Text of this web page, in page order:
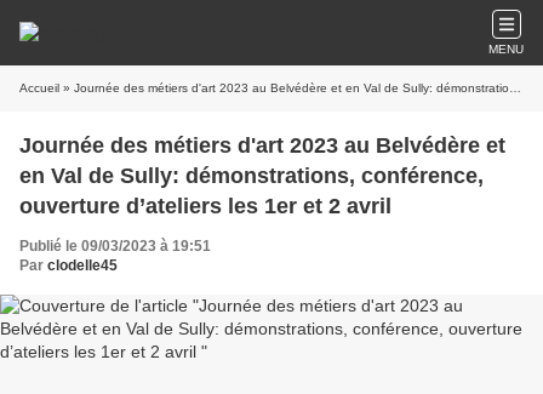
MENU
Accueil » Journée des métiers d'art 2023 au Belvédère et en Val de Sully: démonstrations, conférence, ouverture d’ateliers les 1er et 2 avril
Journée des métiers d'art 2023 au Belvédère et
en Val de Sully: démonstrations, conférence,
ouverture d’ateliers les 1er et 2 avril
Publié le 09/03/2023 à 19:51
Par clodelle45